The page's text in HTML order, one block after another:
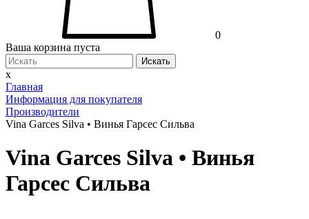
0
Ваша корзина пуста
Искать
x
Главная
Информация для покупателя
Производители
Vina Garces Silva • Винья Гарсес Сильва
Vina Garces Silva • Винья
Гарсес Сильва